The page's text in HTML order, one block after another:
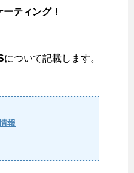
ティング！
について記載します。
報